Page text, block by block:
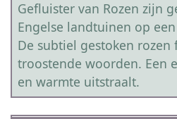
Gefluister van Rozen zijn
Engelse landtuinen op
De subtiel gestoken
troostende woorden. Een
en warmte uitstraalt.